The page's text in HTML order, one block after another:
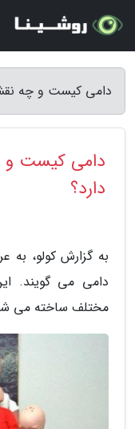
دامی کیست و چه
دامی کیست
دارد؟
به گزارش کولو،
دامی می گویند.
مختلف ساخته می